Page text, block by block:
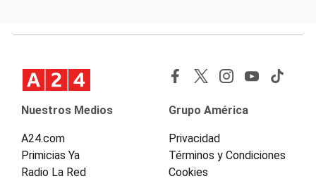
Nuestros Medios
A24.com
Primicias Ya
Radio La Red
Grupo América
Privacidad
Términos y Condiciones
Cookies